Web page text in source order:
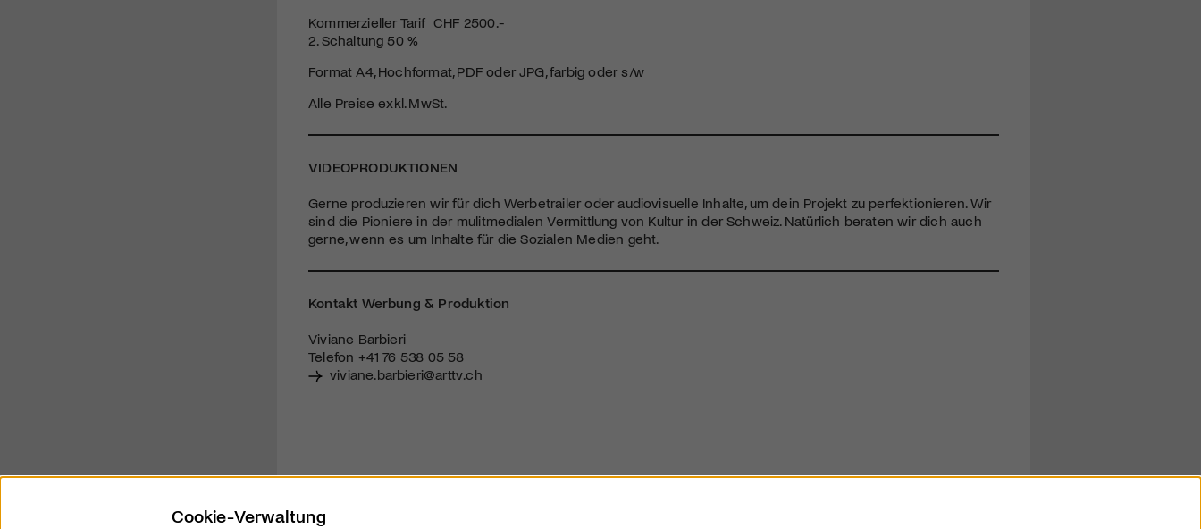
Kommerzieller Tarif CHF 2500.-
2. Schaltung 50 %
Format A4, Hochformat, PDF oder JPG, farbig oder s/w
Alle Preise exkl. MwSt.
VIDEOPRODUKTIONEN
Gerne produzieren wir für dich Werbetrailer oder audiovisuelle Inhalte, um dein Projekt zu perfektionieren. Wir
sind die Pioniere in der mulitmedialen Vermittlung von Kultur in der Schweiz. Natürlich beraten wir dich auch
gerne, wenn es um Inhalte für die Sozialen Medien geht.
Kontakt Werbung & Produktion
Viviane Barbieri
Telefon +41 76 538 05 58
viviane.barbieri@arttv.ch
Cookie-Verwaltung